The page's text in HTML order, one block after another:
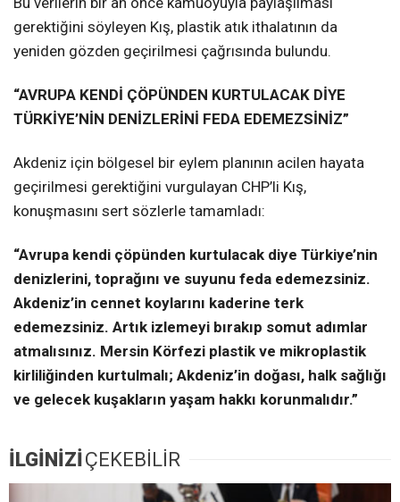
gerektiğini söyleyen Kış, plastik atık ithalatının da
yeniden gözden geçirilmesi çağrısında bulundu.
“AVRUPA KENDİ ÇÖPÜNDEN KURTULACAK DİYE
TÜRKİYE’NİN DENİZLERİNİ FEDA EDEMEZSİNİZ”
Akdeniz için bölgesel bir eylem planının acilen hayata
geçirilmesi gerektiğini vurgulayan CHP’li Kış,
konuşmasını sert sözlerle tamamladı:
“Avrupa kendi çöpünden kurtulacak diye Türkiye’nin
denizlerini, toprağını ve suyunu feda edemezsiniz.
Akdeniz’in cennet koylarını kaderine terk
edemezsiniz. Artık izlemeyi bırakıp somut adımlar
atmalısınız. Mersin Körfezi plastik ve mikroplastik
kirliliğinden kurtulmalı; Akdeniz’in doğası, halk sağlığı
ve gelecek kuşakların yaşam hakkı korunmalıdır.”
İLGİNİZİÇEKEBİLİR